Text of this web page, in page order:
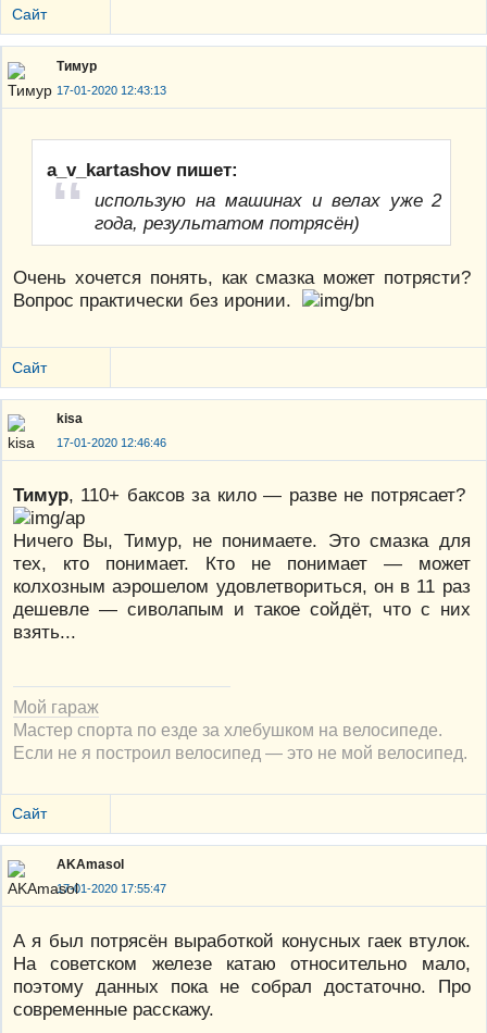
Сайт
Тимур
17-01-2020 12:43:13
a_v_kartashov пишет:
использую на машинах и велах уже 2
года, результатом потрясён)
Очень хочется понять, как смазка может потрясти?
Вопрос практически без иронии.
Сайт
kisa
17-01-2020 12:46:46
Тимур, 110+ баксов за кило — разве не потрясает?
Ничего Вы, Тимур, не понимаете. Это смазка для
тех, кто понимает. Кто не понимает — может
колхозным аэрошелом удовлетвориться, он в 11 раз
дешевле — сиволапым и такое сойдёт, что с них
взять...
Мой гараж
Мастер спорта по езде за хлебушком на велосипеде.
Если не я построил велосипед — это не мой велосипед.
Сайт
AKAmasol
17-01-2020 17:55:47
А я был потрясён выработкой конусных гаек втулок.
На советском железе катаю относительно мало,
поэтому данных пока не собрал достаточно. Про
современные расскажу.